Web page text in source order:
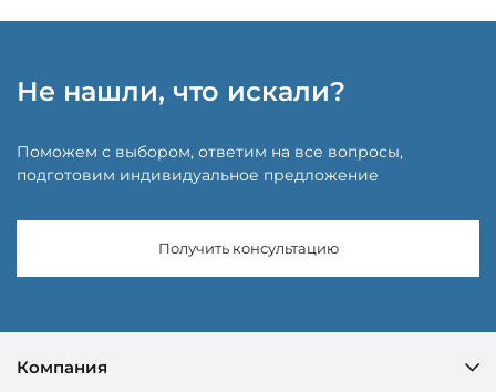
Не нашли, что искали?
Поможем с выбором, ответим на все вопросы,
подготовим индивидуальное предложение
Получить консультацию
Компания